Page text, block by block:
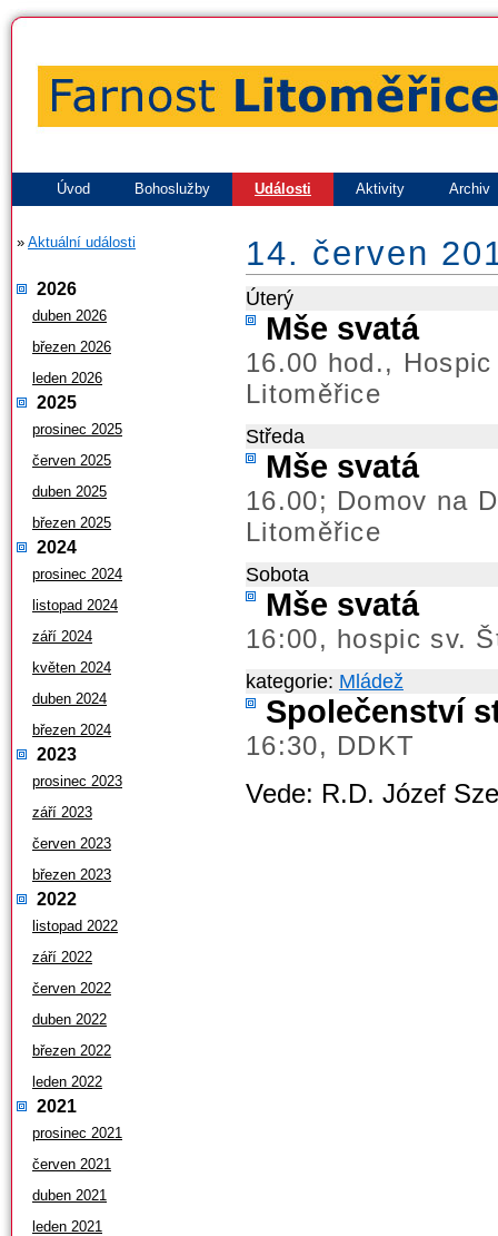
Úvod Bohoslužby Události Aktivity Archiv
» Aktuální události
2026
duben 2026
březen 2026
leden 2026
2025
prosinec 2025
červen 2025
duben 2025
březen 2025
2024
prosinec 2024
listopad 2024
září 2024
květen 2024
duben 2024
březen 2024
2023
prosinec 2023
září 2023
červen 2023
březen 2023
2022
listopad 2022
září 2022
červen 2022
duben 2022
březen 2022
leden 2022
2021
prosinec 2021
červen 2021
duben 2021
leden 2021
14. červen
Úterý
Mše svatá
16.00 hod.,
Litoměřice
Středa
Mše svatá
16.00; Domov na
Litoměřice
Sobota
Mše svatá
16:00, hospic sv.
kategorie: Mládež
Společenství
16:30, DDKT
Vede: R.D. Józef